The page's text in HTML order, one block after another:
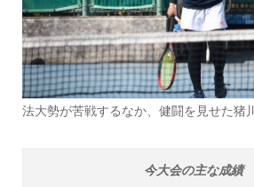
法大勢が苦戦するなか、健闘を見せた猪川
今大会の主な成績